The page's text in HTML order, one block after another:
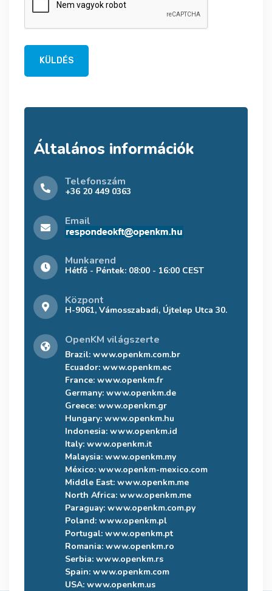
KÜLDÉS
Általános információk
Telefonszám
+36 20 449 0363
Email
Munkarend
Hétfő - Péntek: 08:00 - 16:00 CEST
Központ
H-9061, Vámosszabadi, Újtelep Utca 30.
OpenKM világszerte
Brazil: www.openkm.com.br
Ecuador: www.openkm.ec
France: www.openkm.fr
Germany: www.openkm.de
Greece: www.openkm.gr
Hungary: www.openkm.hu
Indonesia: www.openkm.id
Italy: www.openkm.it
Malaysia: www.openkm.my
México: www.openkm-mexico.com
Middle East: www.openkm.me
North Africa: www.openkm.me
Paraguay: www.openkm.com.py
Poland: www.openkm.pl
Portugal: www.openkm.pt
Romania: www.openkm.ro
Serbia: www.openkm.rs
Spain: www.openkm.com
USA: www.openkm.us